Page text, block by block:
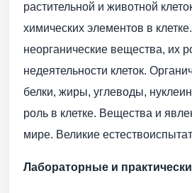
растительной и животной
химических элементов в
неорганические вещества, их
недеятельности клеток.
белки, жиры, углеводы,
роль в клетке. Вещества и
мире. Великие
Лабораторные и